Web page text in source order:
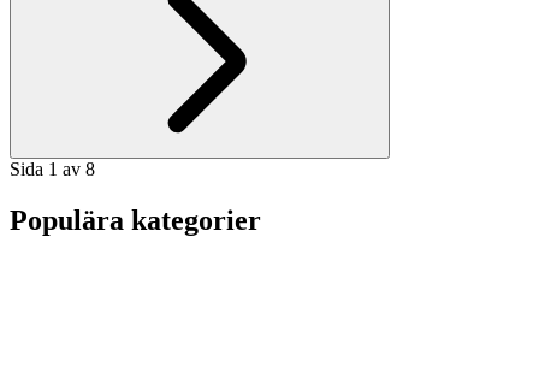
Sida 1 av 8
Populära kategorier